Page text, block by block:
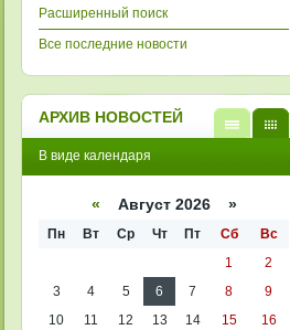
Расширенный поиск
Все последние новости
АРХИВ НОВОСТЕЙ
кален
списк
В виде календаря
« Август 2026 »
Пн Вт Ср Чт Пт Сб
Вс
1
2
3
4 5 6 7 8
9
10
11 12 13 14 15
16